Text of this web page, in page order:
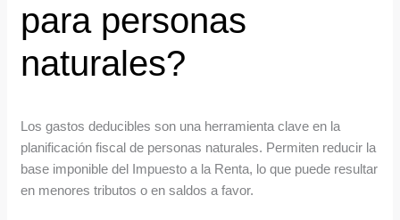
para personas
naturales?
Los gastos deducibles son una herramienta clave en la
planificación fiscal de personas naturales. Permiten reducir la
base imponible del Impuesto a la Renta, lo que puede resultar
en menores tributos o en saldos a favor.